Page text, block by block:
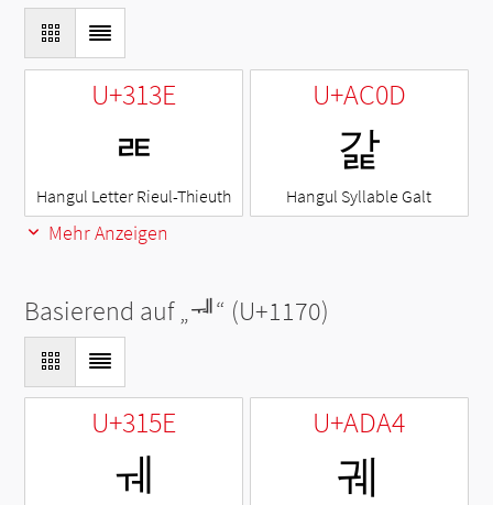
U+313E
ㄾ
Hangul Letter Rieul-Thieuth
U+AC0D
갍
Hangul Syllable Galt
Mehr Anzeigen
Basierend auf „ᅰ“ (U+1170)
U+315E
ㅞ
U+ADA4
궤